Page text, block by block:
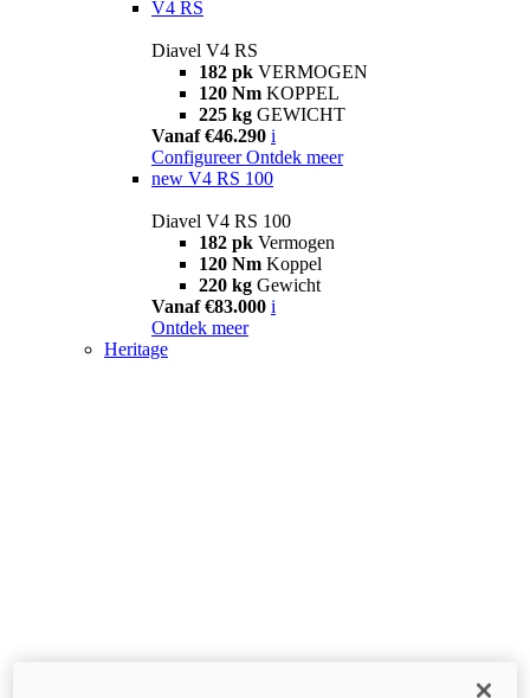
V4 RS
Diavel V4 RS
182 pk VERMOGEN
120 Nm KOPPEL
225 kg GEWICHT
Vanaf €46.290 i
Configureer Ontdek meer
new V4 RS 100
Diavel V4 RS 100
182 pk Vermogen
120 Nm Koppel
220 kg Gewicht
Vanaf €83.000 i
Ontdek meer
Heritage